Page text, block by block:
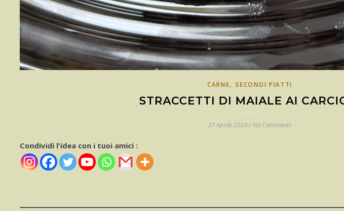
CARNE,SECONDI PIATTI
STRACCETTI DI MAIALE AI
27 Aprile 2024/ No Comments
Condividi l'idea con i tuoi amici :